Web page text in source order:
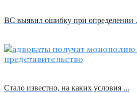
ВС выявил ошибку при определении
Стало известно, на каких условия …